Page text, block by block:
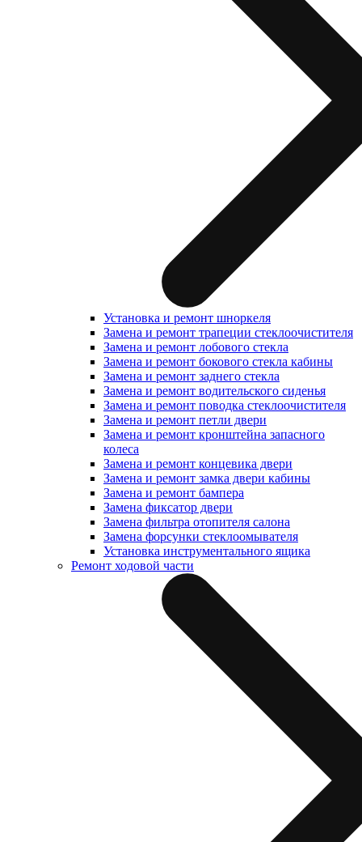
Установка и ремонт шноркеля
Замена и ремонт трапеции стеклоочистителя
Замена и ремонт лобового стекла
Замена и ремонт бокового стекла кабины
Замена и ремонт заднего стекла
Замена и ремонт водительского сиденья
Замена и ремонт поводка стеклоочистителя
Замена и ремонт петли двери
Замена и ремонт кронштейна запасного
колеса
Замена и ремонт концевика двери
Замена и ремонт замка двери кабины
Замена и ремонт бампера
Замена фиксатор двери
Замена фильтра отопителя салона
Замена форсунки стеклоомывателя
Установка инструментального ящика
Ремонт ходовой части